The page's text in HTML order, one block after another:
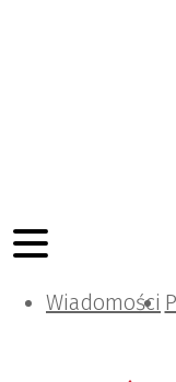
Wiadomości
Zarządzanie i
Tematy